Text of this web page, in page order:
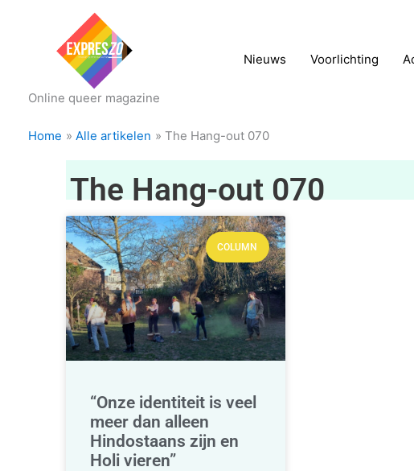
Online queer magazine
Nieuws Voorlichting
Home Alle artikelen The Hang-out 070
The Hang-out 070
COLUMN
“Onze identiteit is veel
meer dan alleen
Hindostaans zijn en
Holi vieren”